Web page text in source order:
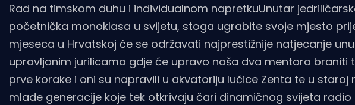
Rad na timskom duhu i individualnom napretkuUnutar
početnička monoklasa u svijetu, stoga ugrabite svoje mjesto
mjeseca u Hrvatskoj će se održavati najprestižnije natjecanje
upravljanim jurilicama gdje će upravo naša dva mentora braniti
prve korake i oni su napravili u akvatoriju lučice Zenta te u
mlade generacije koje tek otkrivaju čari dinamičnog svijeta radio